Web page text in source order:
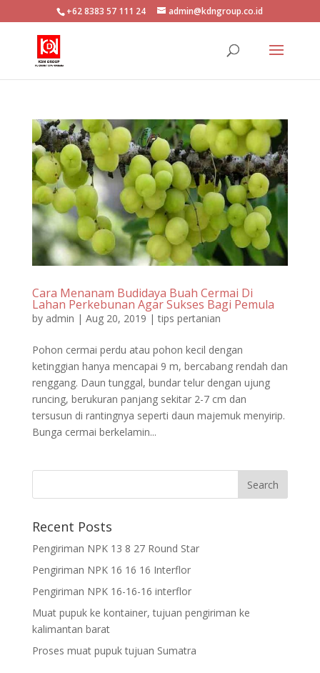
+62 8383 57 111 24 admin@kdngroup.co.id
Cara Menanam Budidaya Buah Cermai Di
Lahan Perkebunan Agar Sukses Bagi Pemula
by admin | Aug 20, 2019 |tips pertanian
Pohon cermai perdu atau pohon kecil dengan
ketinggian hanya mencapai 9 m, bercabang rendah dan
renggang. Daun tunggal, bundar telur dengan ujung
runcing, berukuran panjang sekitar 2-7 cm dan
tersusun di rantingnya seperti daun majemuk menyirip.
Bunga cermai berkelamin...
Recent Posts
Pengiriman NPK 13 8 27 Round Star
Pengiriman NPK 16 16 16 Interflor
Pengiriman NPK 16-16-16 interflor
Muat pupuk ke kontainer, tujuan pengiriman ke
kalimantan barat
Proses muat pupuk tujuan Sumatra